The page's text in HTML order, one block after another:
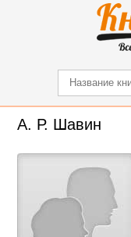
А. Р. Шавин